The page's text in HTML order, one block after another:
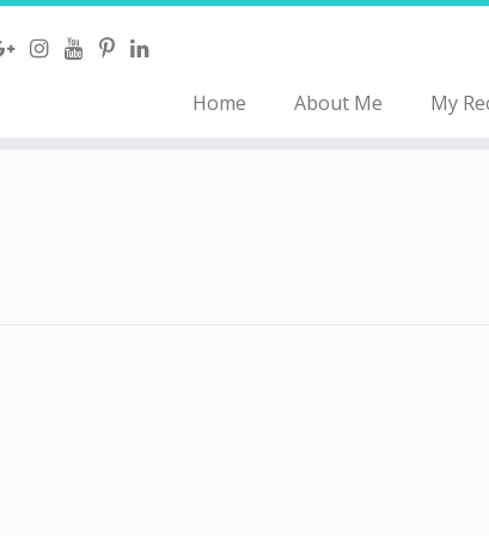
Home About Me My